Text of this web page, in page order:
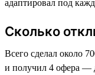
адаптировал под
Сколько
Всего сделал около
и получил 4 офера —